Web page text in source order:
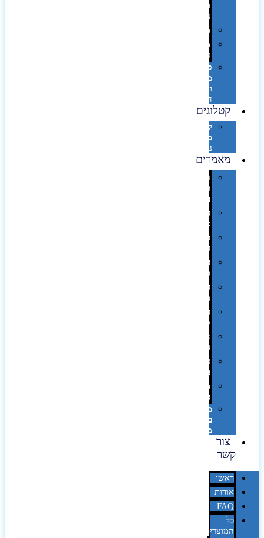
ותיקי
נסיעות
מטריות
מוצרי
חוף
סביבת
מחשב
וציוד
היקפי
קטלוגים
קטלוג
מוצרי
נייר
מאמרים
גימורים
והשבחות
בדפוס
דפוס
אופסט
דפוס
דיגיטלי
דפוס
טמפון
דפוס
משי
דפוס
סובלימציה
הדפס
פרוצס
חריטה
בלייזר
מהו
פנטון?
מיתוג
באמצעות
מדבקות
צור
קשר
ראשי
אודות
FAQ
כל
המוצרים